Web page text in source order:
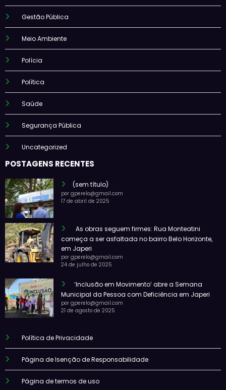
Gestão Pública
Meio Ambiente
Polícia
Política
Saúde
Segurança Pública
Uncategorized
POSTAGENS RECENTES
(sem título)
por gperelo@gmail.com
17 de abril de 2025
As obras seguem firmes: Rua Monteatini
começa a ser asfaltada no bairro Belo Horizonte,
em Japeri
por gperelo@gmail.com
24 de julho de 2025
‘Inclusão em Movimento’ abre a Semana
Municipal da Pessoa com Deficiência em Japeri
por gperelo@gmail.com
21 de agosto de 2025
Política de Privacidade
Página de Isenção de Responsabilidade
Página de termos de uso